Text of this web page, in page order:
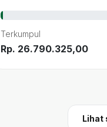
Terkumpul
Rp. 26.790.325,00
Lihat